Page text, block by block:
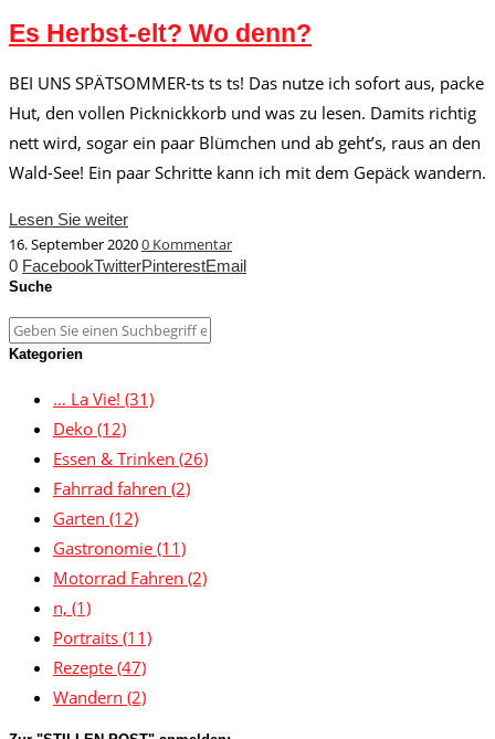
Es Herbst-elt? Wo denn?
BEI UNS SPÄTSOMMER-ts ts ts! Das nutze ich sofort aus, packe
Hut, den vollen Picknickkorb und was zu lesen. Damits richtig
nett wird, sogar ein paar Blümchen und ab geht’s, raus an den
Wald-See! Ein paar Schritte kann ich mit dem Gepäck wandern.
Lesen Sie weiter
16. September 20200 Kommentar
0 FacebookTwitterPinterestEmail
Suche
Kategorien
… La Vie! (31)
Deko (12)
Essen & Trinken (26)
Fahrrad fahren (2)
Garten (12)
Gastronomie (11)
Motorrad Fahren (2)
n, (1)
Portraits (11)
Rezepte (47)
Wandern (2)